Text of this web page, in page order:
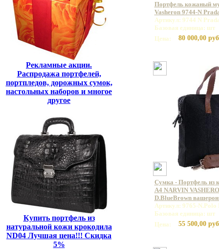
Рекламные акции.
Распродажа портфелей,
портпледов, дорожных сумок,
настольных наборов и многое
другое
Купить портфель из
натуральной кожи крокодила
ND04 Лучшая цена!!! Скидка
5%
Портфель кожаный
Vasheron 9744-N
Артикул: 9744 N
Базовая единица: шт
Цена:
80 000,00
Сумка - Портфель из
А4 NARVIN
D.BlueBrown
Артикул: 9765-N.Polo
Базовая единица: шт
Цена:
55 500,00